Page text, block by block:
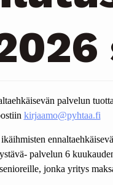
palvelun
kirjaamo@pyhtaa.fi
palvelun 6
jonka yritys